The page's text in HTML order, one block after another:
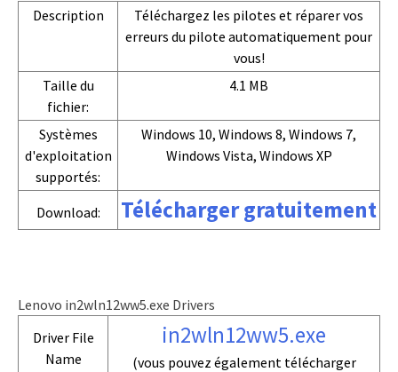
Description
Téléchargez les pilotes et réparer vos
erreurs du pilote automatiquement pour
vous!
Taille du
fichier:
4.1 MB
Systèmes
d'exploitation
supportés:
Windows 10, Windows 8, Windows 7,
Windows Vista, Windows XP
Download: Télécharger gratuitement
Lenovo in2wln12ww5.exe Drivers
Driver File
Name
in2wln12ww5.exe
(vous pouvez également télécharger